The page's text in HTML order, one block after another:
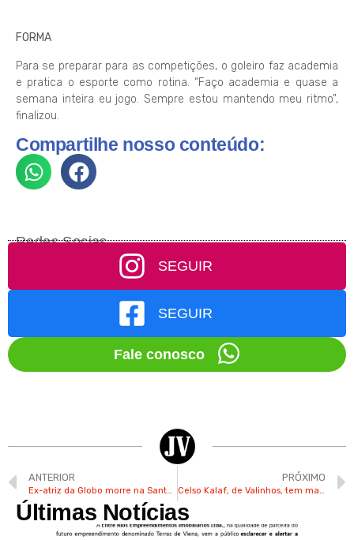
FORMA
Para se preparar para as competições, o goleiro faz academia
e pratica o esporte como rotina. “Faço academia e quase a
semana inteira eu jogo. Sempre estou mantendo meu ritmo”,
finalizou.
Compartilhe nosso conteúdo:
Redes Socias
SEGUIR
SEGUIR
Fale conosco
ANTERIOR
Ex-atriz da Globo morre na Santa Casa e será enterrada em Valinhos
PRÓXIMO
Celso Kalaf, de Valinhos, tem mais de 100 fotos com Schwarzenegger
Últimas Notícias